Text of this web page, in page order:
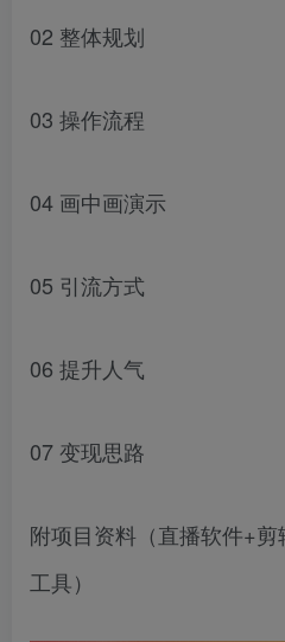
02 整体规划
03 操作流程
04 画中画演示
05 引流方式
06 提升人气
07 变现思路
附项目资料（直播软件+
工具）